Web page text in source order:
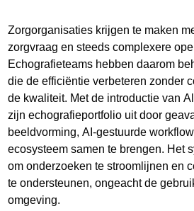
Zorgorganisaties krijgen te maken
zorgvraag en steeds complexere
Echografieteams hebben daarom
die de efficiëntie verbeteren zonder
de kwaliteit. Met de introductie van
zijn echografieportfolio uit door
beeldvorming, AI-gestuurde
ecosysteem samen te brengen. Het
om onderzoeken te stroomlijnen en
te ondersteunen, ongeacht de
omgeving.